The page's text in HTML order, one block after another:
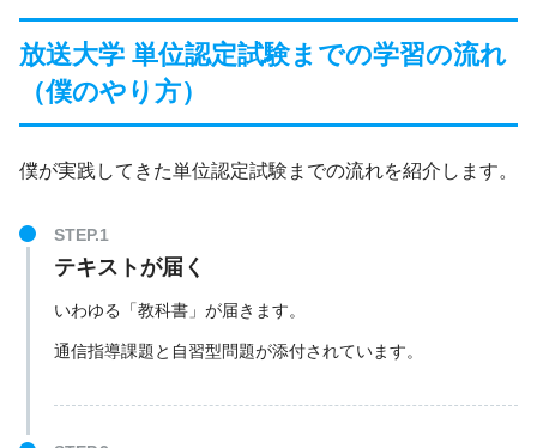
放送大学 単位認定試験までの学習の流れ
（僕のやり方）
僕が実践してきた単位認定試験までの流れを紹介します。
テキストが届く
いわゆる「教科書」が届きます。
通信指導課題と自習型問題が添付されています。